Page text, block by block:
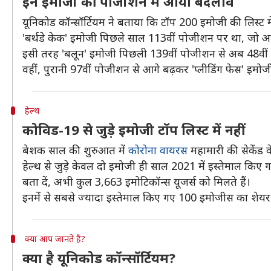
यूनिकोड कॉन्सॉर्टियम ने बताया कि टॉप 200 इमोजी की
'बर्थडे केक' इमोजी पिछले साल 113वीं पोजीशन पर था, जो
इसी तरह 'बलून' इमोजी पिछली 139वीं पोजीशन से अब
वहीं, पुरानी 97वीं पोजीशन से आगे बढ़कर 'प्लीडिंग फेस'
हेल्थ
कोविड-19 से जुड़े इमोजी टॉप लिस्ट में नहीं
बेशक साल की शुरुआत में कोरोना वायरसमहामारी की सेकेंड
हेल्थ से जुड़े केवल दो इमोजी ही साल 2021 में इस्तेमाल किए
बता दें, अभी कुल 3,663 इमोटिकॉन्स यूजर्स को मिलते हैं।
इनमें से सबसे ज्यादा इस्तेमाल किए गए 100 इमोजीस का शेयर
क्या आप जानते हैं?
क्या है यूनिकोड कॉन्सॉर्टियम?